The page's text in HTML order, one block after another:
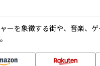
ーを象徴する街や、音楽、